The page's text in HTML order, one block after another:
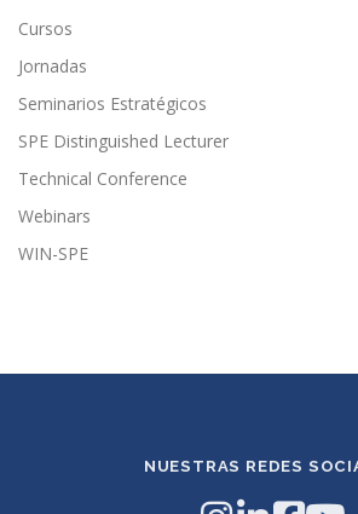
Cursos
Jornadas
Seminarios Estratégicos
SPE Distinguished Lecturer
Technical Conference
Webinars
WIN-SPE
NUESTRAS REDES